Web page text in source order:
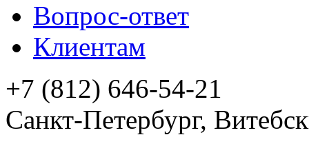
Вопрос-ответ
Клиентам
+7 (812) 646-54-21
Санкт-Петербург,